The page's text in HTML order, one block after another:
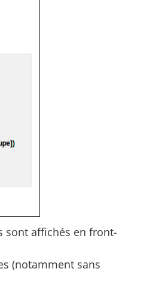
sont affichés en front-
(notamment sans